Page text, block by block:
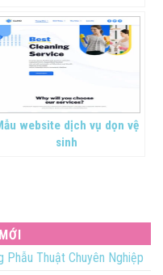
website dịch vụ dọn vệ
sinh
Thuật Chuyên Nghiệp